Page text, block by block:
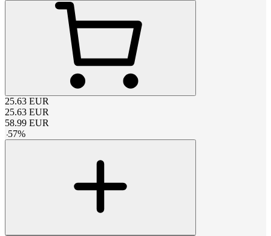
25.63 EUR
25.63 EUR
58.99 EUR
-57%